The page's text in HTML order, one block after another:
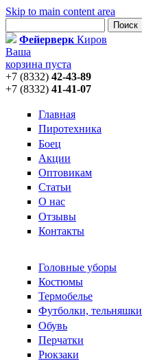
Skip to main content area
Форма поиска
Фейерверк Киров
Ваша
корзина пуста
+7 (8332) 42-43-89
+7 (8332) 41-41-07
Главная
Пиротехника
Боец
Акции
Оптовикам
Статьи
О нас
Отзывы
Контакты
Головные уборы
Костюмы
Термобелье
Футболки, тельняшки
Обувь
Перчатки
Рюкзаки